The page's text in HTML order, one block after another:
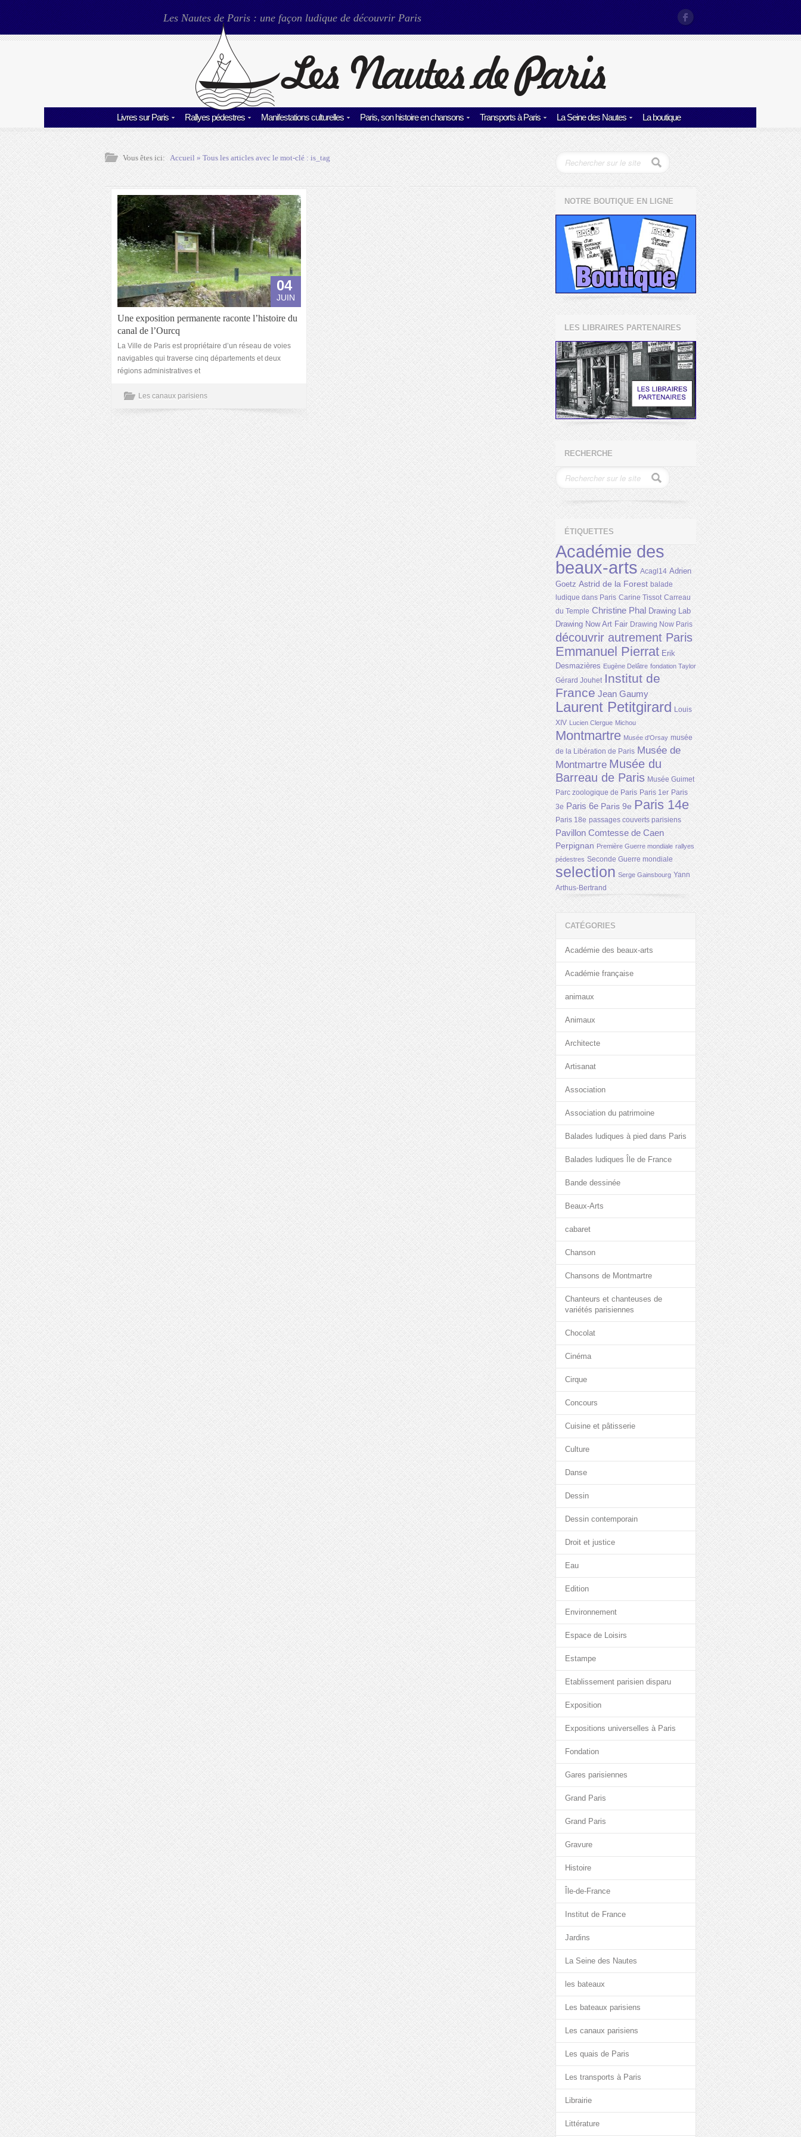
Les Nautes de Paris : une façon ludique de découvrir Paris
Livres sur Paris Rallyes pédestres Manifestations culturelles Paris, son histoire en chansons Transports à Paris La Seine des Nautes La boutique
Vous êtes ici: Accueil» Tous les articles avec le mot-clé :is_tag
04
JUIN
Une exposition permanente raconte l’histoire du
canal de l’Ourcq
La Ville de Paris est propriétaire d’un réseau de voies
navigables qui traverse cinq départements et deux
régions administratives et
Les canaux parisiens
NOTRE BOUTIQUE EN LIGNE
LES LIBRAIRES PARTENAIRES
RECHERCHE
ÉTIQUETTES
Académie des
beaux-arts Acagl14 Adrien
Goetz Astrid de la Forest balade
ludique dans Paris Carine Tissot Carreau
du Temple Christine Phal Drawing Lab
Drawing Now Art Fair Drawing Now Paris
découvrir autrement Paris
Emmanuel Pierrat Erik
Desmazières Eugène Delâtre fondation Taylor
Gérard Jouhet Institut de
France Jean Gaumy
Laurent Petitgirard Louis
XIV Lucien Clergue Michou
Montmartre Musée d'Orsay musée
de la Libération de Paris Musée de
Montmartre Musée du
Barreau de Paris Musée Guimet
Parc zoologique de Paris Paris 1er Paris
3e Paris 6e Paris 9e Paris 14e
Paris 18e passages couverts parisiens
Pavillon Comtesse de Caen
Perpignan Première Guerre mondiale rallyes
pédestres Seconde Guerre mondiale
selection Serge Gainsbourg Yann
Arthus-Bertrand
CATÉGORIES
Académie des beaux-arts
Académie française
animaux
Animaux
Architecte
Artisanat
Association
Association du patrimoine
Balades ludiques à pied dans Paris
Balades ludiques Île de France
Bande dessinée
Beaux-Arts
cabaret
Chanson
Chansons de Montmartre
Chanteurs et chanteuses de
variétés parisiennes
Chocolat
Cinéma
Cirque
Concours
Cuisine et pâtisserie
Culture
Danse
Dessin
Dessin contemporain
Droit et justice
Eau
Edition
Environnement
Espace de Loisirs
Estampe
Etablissement parisien disparu
Exposition
Expositions universelles à Paris
Fondation
Gares parisiennes
Grand Paris
Grand Paris
Gravure
Histoire
Île-de-France
Institut de France
Jardins
La Seine des Nautes
les bateaux
Les bateaux parisiens
Les canaux parisiens
Les quais de Paris
Les transports à Paris
Librairie
Littérature